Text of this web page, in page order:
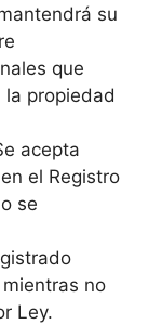
su
que
propiedad
acepta
el Registro
se
no
Ley.